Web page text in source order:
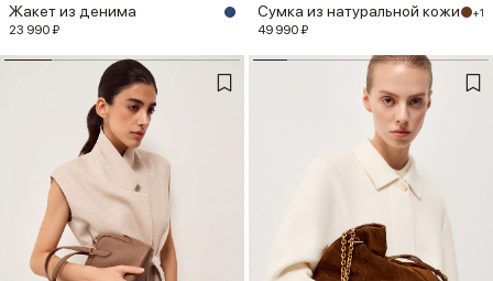
Жакет из денима
23 990 ₽
Сумка из натуральной кожи +1
49 990 ₽